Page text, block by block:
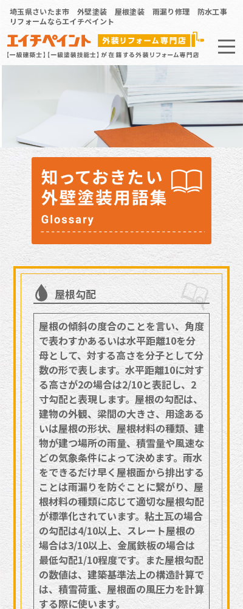
埼玉県さいたま市 外壁塗装 屋根塗装 雨漏り修理 防水工事
リフォームならエイチペイント
屋根勾配
屋根の傾斜の度合のことを言い、角度
で表わすかあるいは水平距離10を分
母として、対する高さを分子として分
数の形で表します。水平距離10に対す
る高さが2の場合は2/10と表記し、2
寸勾配と表現します。屋根の勾配は、
建物の外観、梁間の大きさ、用途ある
いは屋根の形状、屋根材料の種類、建
物が建つ場所の雨量、積雪量や風速な
どの気象条件によって決めます。雨水
をできるだけ早く屋根面から排出する
ことは雨漏りを防ぐことに繋がり、屋
根材料の種類に応じて適切な屋根勾配
が標準化されています。粘土瓦の場合
の勾配は4/10以上、スレート屋根の
場合は3/10以上、金属鉄板の場合は
最低勾配1/10程度です。また屋根勾配
の数値は、建築基準法上の構造計算で
は、積雪荷重、屋根面の風圧力を計算
する際に使います。